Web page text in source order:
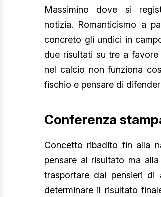
Massimino dove si
notizia. Romanticismo a
concreto gli undici in
due risultati su tre a favore
nel calcio non funziona
fischio e pensare di
Conferenza
Concetto ribadito fin alla
pensare al risultato ma
trasportare dai pensieri
determinare il risultato